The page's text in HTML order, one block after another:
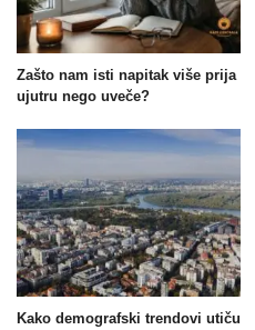
Zašto nam isti napitak više prija
ujutru nego uveče?
Kako demografski trendovi utiču